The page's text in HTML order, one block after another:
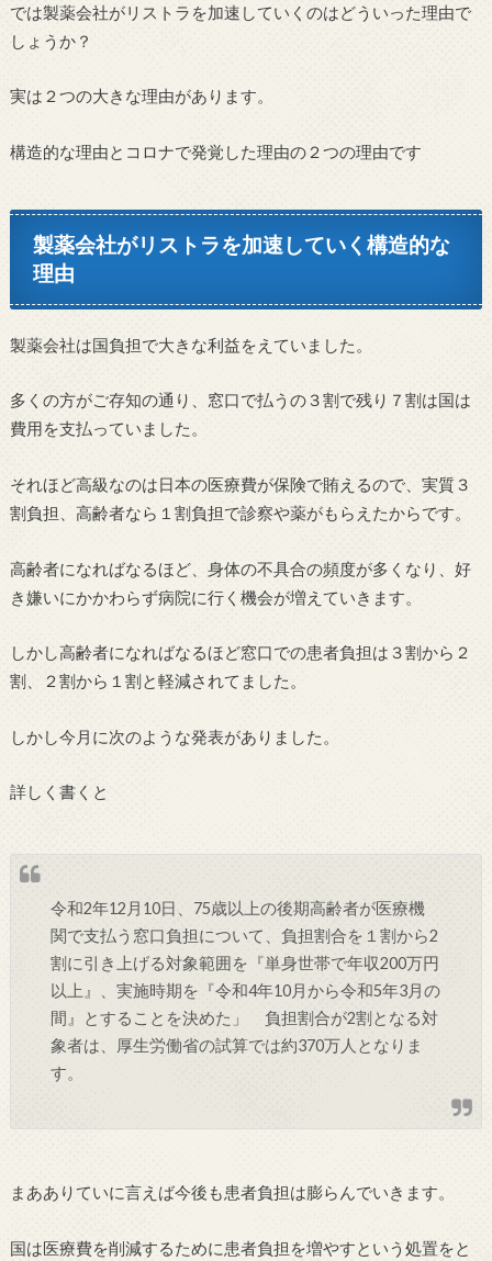
では製薬会社がリストラを加速していくのはどういった理由で
しょうか？
実は２つの大きな理由があります。
構造的な理由とコロナで発覚した理由の２つの理由です
製薬会社がリストラを加速していく構造的な
理由
製薬会社は国負担で大きな利益をえていました。
多くの方がご存知の通り、窓口で払うの３割で残り７割は国は
費用を支払っていました。
それほど高級なのは日本の医療費が保険で賄えるので、実質３
割負担、高齢者なら１割負担で診察や薬がもらえたからです。
高齢者になればなるほど、身体の不具合の頻度が多くなり、好
き嫌いにかかわらず病院に行く機会が増えていきます。
しかし高齢者になればなるほど窓口での患者負担は３割から２
割、２割から１割と軽減されてました。
しかし今月に次のような発表がありました。
詳しく書くと
令和2年12月10日、75歳以上の後期高齢者が医療機
関で支払う窓口負担について、負担割合を１割から2
割に引き上げる対象範囲を『単身世帯で年収200万円
以上』、実施時期を『令和4年10月から令和5年3月の
間』とすることを決めた」 負担割合が2割となる対
象者は、厚生労働省の試算では約370万人となりま
す。
まあありていに言えば今後も患者負担は膨らんでいきます。
国は医療費を削減するために患者負担を増やすという処置をと